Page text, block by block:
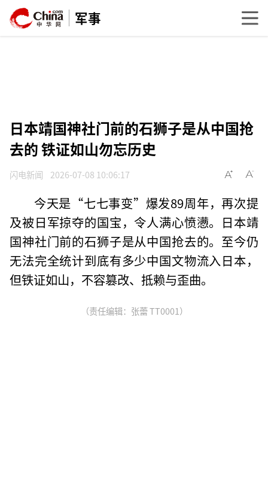
军事
日本靖国神社门前的石狮子是从中国抢
去的 铁证如山勿忘历史
闪电新闻 2026-07-08 10:06:17
今天是“七七事变”爆发89周年，再次提
及被日军掠夺的国宝，令人满心愤懑。日本靖
国神社门前的石狮子是从中国抢去的。至今仍
无法完全统计到底有多少中国文物流入日本，
但铁证如山，不容篡改、抵赖与歪曲。
（责任编辑：张蕾 TT0001）